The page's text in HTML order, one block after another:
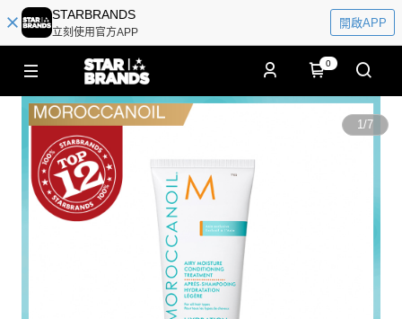
STARBRANDS
立刻使用官方APP
開啟APP
0
1/7